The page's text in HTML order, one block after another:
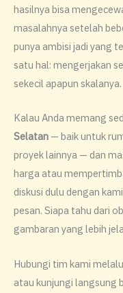
hasilnya bisa
masalahnya setelah
punya ambisi jadi yang
satu hal: mengerjakan
sekecil apapun skalanya.
Kalau Anda memang
Selatan — baik untuk
proyek lainnya — dan
harga atau
diskusi dulu dengan
pesan. Siapa tahu dari
gambaran yang lebih
Hubungi tim kami
atau kunjungi langsung